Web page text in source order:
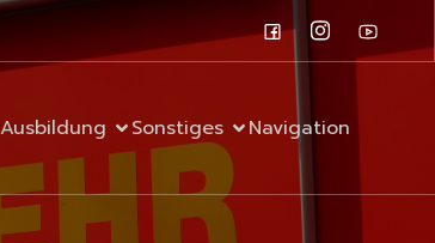
Ausbildung Sonstiges Navigation